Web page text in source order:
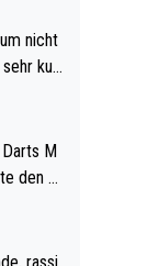
nicht
Weltm
Self l
d
den A